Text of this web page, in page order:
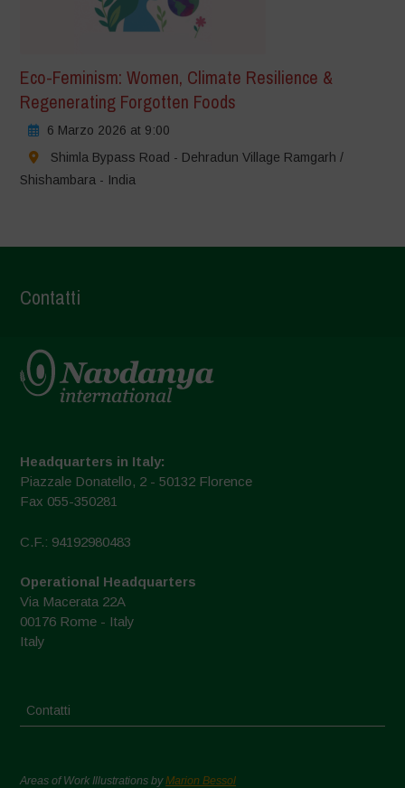
Eco-Feminism: Women, Climate Resilience &
Regenerating Forgotten Foods
6 Marzo 2026 at 9:00
Shimla Bypass Road - Dehradun Village Ramgarh /
Shishambara - India
Contatti
Headquarters in Italy:
Piazzale Donatello, 2 - 50132 Florence
Fax 055-350281
C.F.: 94192980483
Operational Headquarters
Via Macerata 22A
00176 Rome - Italy
Italy
Contatti
Areas of Work Illustrations byMarion Bessol